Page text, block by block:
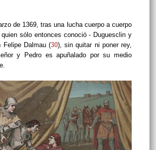
de 1369, tras una lucha cuerpo a cuerpo
sólo entonces conoció - Duguesclin y
Felipe Dalmau (30), sin quitar ni poner rey,
y Pedro es apuñalado por su medio